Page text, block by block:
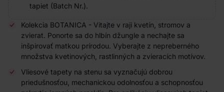
tapiet (Batch Nr.).
Kolekcia BOTANICA - Vitajte v raji kvetín, stromov a
zvierat. Ponorte sa do hlbín džungle a nechajte sa
inšpirovať matkou prírodou. Vyberajte z nepreberného
množstva kvetinových, rastlinných a zvieracích motívov.
Vliesové tapety na stenu sa vyznačujú dobrou
priedušnosťou, mechanickou odolnosťou a schopnosťou